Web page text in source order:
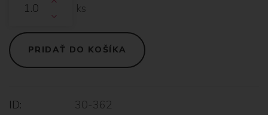
ks
PRIDAŤ DO KOŠÍKA
ID: 30-362